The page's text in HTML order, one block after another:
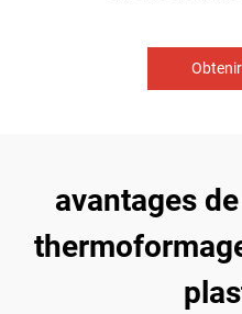
avantages